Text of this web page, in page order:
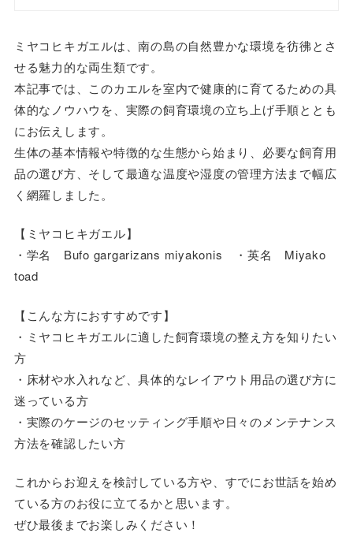
ミヤコヒキガエルは、南の島の自然豊かな環境を彷彿とさ
せる魅力的な両生類です。
本記事では、このカエルを室内で健康的に育てるための具
体的なノウハウを、実際の飼育環境の立ち上げ手順ととも
にお伝えします。
生体の基本情報や特徴的な生態から始まり、必要な飼育用
品の選び方、そして最適な温度や湿度の管理方法まで幅広
く網羅しました。
【ミヤコヒキガエル】
・学名 Bufo gargarizans miyakonis ・英名 Miyako
toad
【こんな方におすすめです】
・ミヤコヒキガエルに適した飼育環境の整え方を知りたい
方
・床材や水入れなど、具体的なレイアウト用品の選び方に
迷っている方
・実際のケージのセッティング手順や日々のメンテナンス
方法を確認したい方
これからお迎えを検討している方や、すでにお世話を始め
ている方のお役に立てるかと思います。
ぜひ最後までお楽しみください！